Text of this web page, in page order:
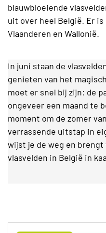
blauwbloeiende
uit over heel België. Er
Vlaanderen en Wallonië.
In juni staan de
genieten van het
moet er snel bij zijn: de
ongeveer een maand te
moment om de zomer
verrassende uitstap in
wijst je de weg en
vlasvelden in België in